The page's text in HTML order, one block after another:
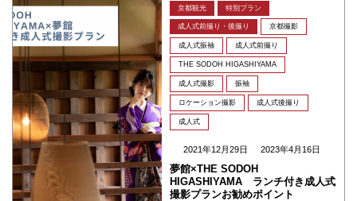
京都観光 特別プラン
成人式前撮り・後撮り 京都撮影
成人式振袖 成人式前撮り
THE SODOH HIGASHIYAMA
成人式撮影 振袖
ロケーション撮影 成人式後撮り
成人式
2021年12月29日 2023年4月16日
夢館×THE SODOH
HIGASHIYAMA ランチ付き成人式
撮影プランお勧めポイント